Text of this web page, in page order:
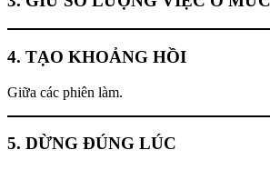
4. TẠO KHOẢNG HỒI
Giữa các phiên làm.
5. DỪNG ĐÚNG LÚC